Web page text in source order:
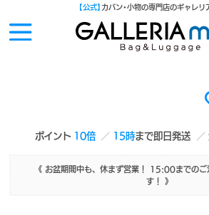
ポイント 10倍 15時まで即日発送
【公式】 カバン・小物の専門店のギャレリ
《 お盆期間中も、休まず営業！ 15:00までのご
す！ 》